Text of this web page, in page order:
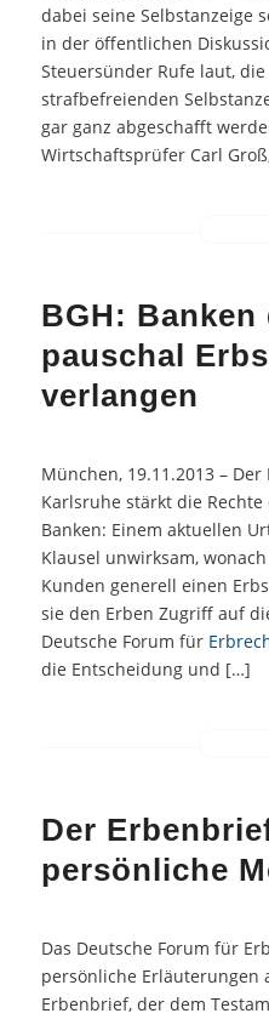
dabei seine Selbstanzeige
in der öffentlichen
Steuersünder Rufe laut,
strafbefreienden
gar ganz abgeschafft
Wirtschaftsprüfer Carl
BGH:
pauschal
verlangen
München, 19.11.2013 –
Karlsruhe stärkt die
Banken: Einem aktuellen
Klausel unwirksam,
Kunden generell einen
sie den Erben Zugriff auf
Deutsche Forum für
die Entscheidung und […]
Der
persönliche
Das Deutsche Forum für
persönliche Erläuterungen
Erbenbrief, der dem